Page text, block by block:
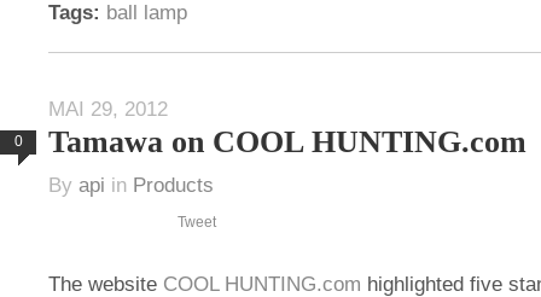
Tags: ball lamp
MAI 29, 2012
0 Tamawa on COOL HUNTING.com
By api in Products
Tweet
The website COOL HUNTING.com highlighted five